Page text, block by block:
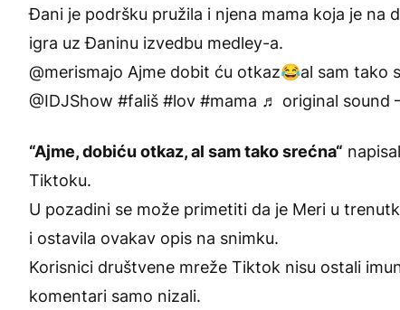
Đani je podršku pružila i njena mama koja je
igra uz Đaninu izvedbu medley-a.
@merismajo Ajme dobit ću otkaz😂al sam tako
@IDJShow #fališ #lov #mama ♬ original sound
“Ajme, dobiću otkaz, al sam tako srećna“
Tiktoku.
U pozadini se može primetiti da je Meri u
i ostavila ovakav opis na snimku.
Korisnici društvene mreže Tiktok nisu ostali
komentari samo nizali.